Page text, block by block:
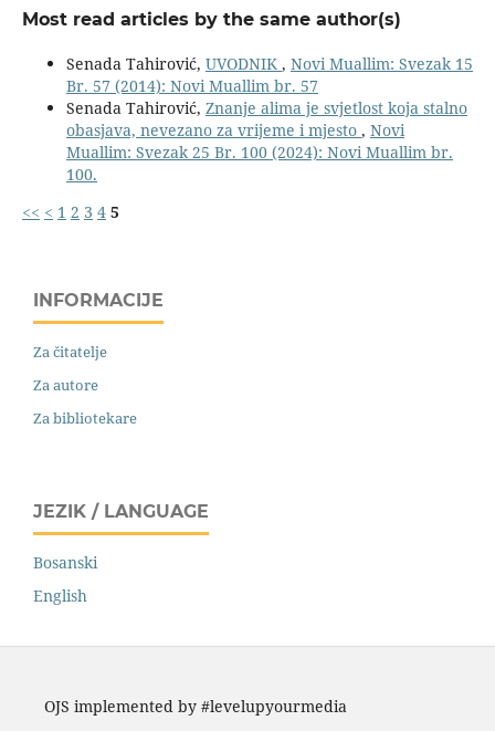
Most read articles by the same author(s)
Senada Tahirović, UVODNIK , Novi Muallim: Svezak 15
Br. 57 (2014): Novi Muallim br. 57
Senada Tahirović, Znanje alima je svjetlost koja stalno
obasjava, nevezano za vrijeme i mjesto , Novi
Muallim: Svezak 25 Br. 100 (2024): Novi Muallim br.
100.
<< < 1 2 3 4 5
INFORMACIJE
Za čitatelje
Za autore
Za bibliotekare
JEZIK / LANGUAGE
Bosanski
English
OJS implemented by #levelupyourmedia